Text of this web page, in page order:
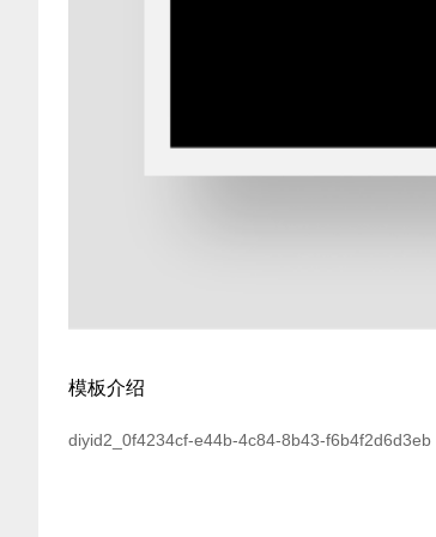
模板介绍
diyid2_0f4234cf-e44b-4c84-8b43-f6b4f2d6d3eb